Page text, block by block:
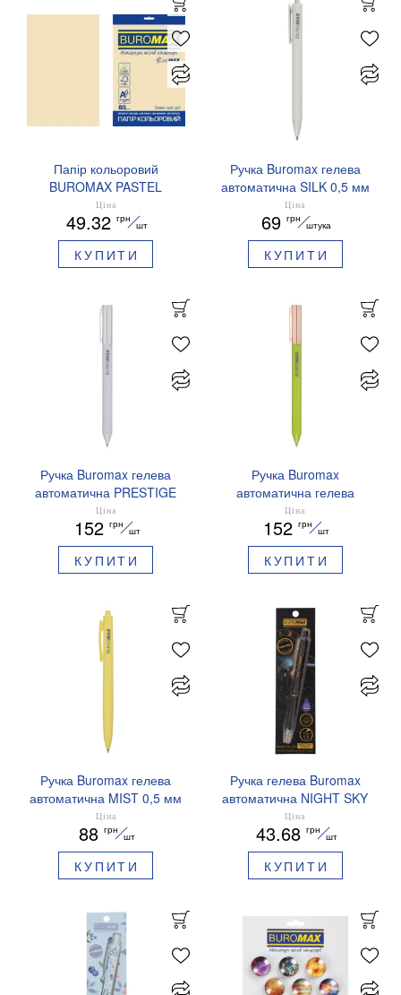
Папір кольоровий
BUROMAX PASTEL
EUROMAX 20 арк А4 80 г/
мс BM.2721220E-08
Ціна
49.32 грн
шт
КУПИТИ
Ручка Buromax гелева
автоматична SILK 0,5 мм
сині чорнила BM.83100
Ціна
69 грн
штука
КУПИТИ
Ручка Buromax гелева
автоматична PRESTIGE
SILVER 0,5 мм сині
чорнила BM.83102
Ціна
152 грн
шт
КУПИТИ
Ручка Buromax
автоматична гелева
PRESTIGE GOLD 0,5 мм
сині чорнила BM.83101
Ціна
152 грн
шт
КУПИТИ
Ручка Buromax гелева
автоматична MIST 0,5 мм
сині чорнила BM.83103
Ціна
88 грн
шт
КУПИТИ
Ручка гелева Buromax
автоматична NIGHT SKY
ZODIAC 0.5 мм
ароматизований грип синє
чорнило BM.8379-01
Ціна
43.68 грн
шт
КУПИТИ